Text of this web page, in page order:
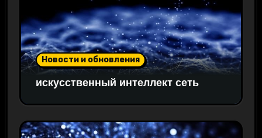
Новости и обновления
искусственный интеллект сеть